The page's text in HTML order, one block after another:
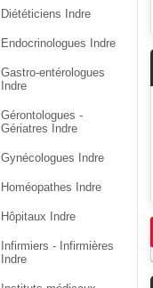
Diététiciens Indre
Endocrinologues Indre
Gastro-entérologues
Indre
Gérontologues -
Gériatres Indre
Gynécologues Indre
Homéopathes Indre
Hôpitaux Indre
Infirmiers - Infirmières
Indre